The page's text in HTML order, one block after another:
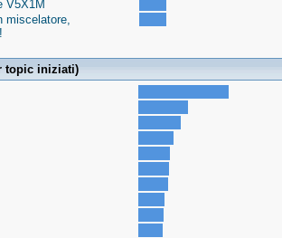
V5X1M
miscelatore,
topic iniziati)